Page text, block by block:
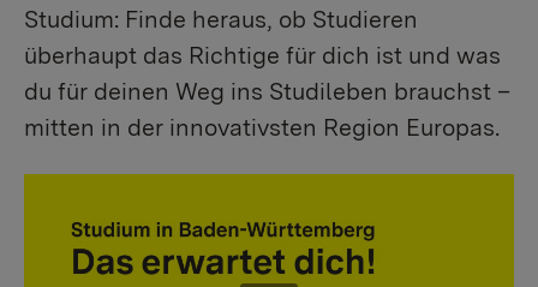
Studium: Finde heraus, ob Studieren
überhaupt das Richtige für dich ist und was
du für deinen Weg ins Studileben brauchst –
mitten in der innovativsten Region Europas.